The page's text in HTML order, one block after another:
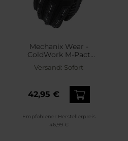
Mechanix Wear -
ColdWork M-Pact
Taktische Handschuhe -
Black/Grey
Versand: Sofort
42,95 €
Empfohlener Herstellerpreis
46,99 €